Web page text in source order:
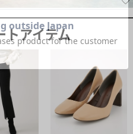
トアイテム